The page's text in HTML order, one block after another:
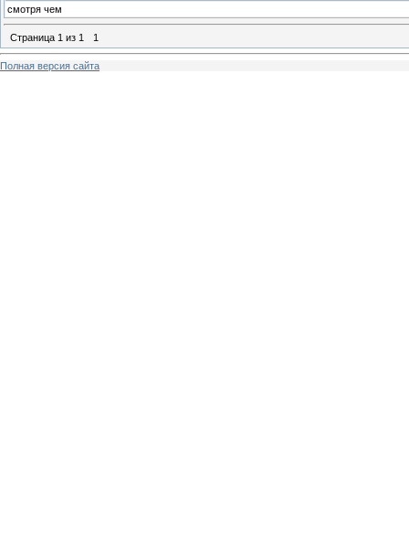
смотря чем
Страница 1 из 1 1
Полная версия сайта